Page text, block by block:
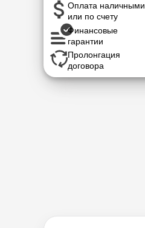
Оплата наличными
или по счету
Финансовые
гарантии
Пролонгация
договора